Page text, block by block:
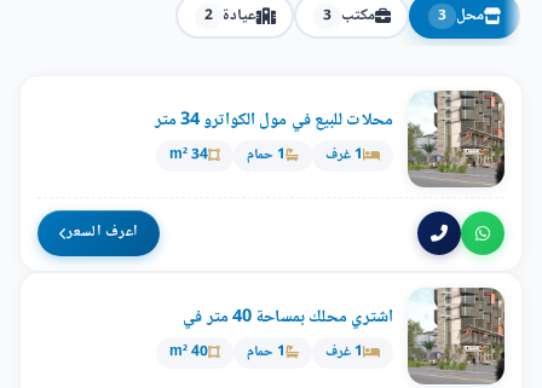
محل 3 مكتب 3 عيادة 2
محلات للبيع في مول الكواترو 34 متر
1 غرف 1 حمام 34 m²
اعرف السعر
اشتري محلك بمساحة 40 متر في
1 غرف 1 حمام 40 m²